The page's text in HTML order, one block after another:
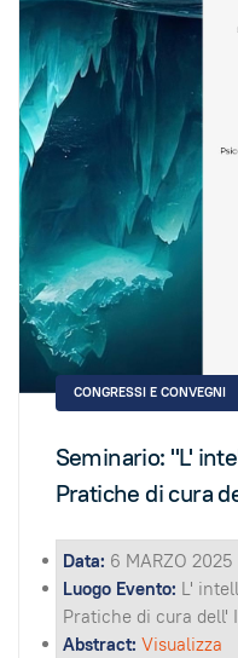
CONGRESSI E CONVEGNI
Seminario: "L'
Pratiche di cura
Data: 6 MARZO 2025
Luogo Evento: L'
Pratiche di cura dell'
Abstract: Visualizza